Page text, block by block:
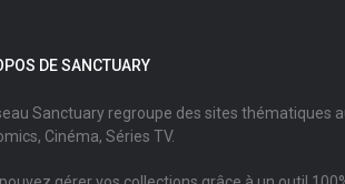
DE SANCTUARY
Sanctuary regroupe des sites thématiques
Cinéma, Séries TV.